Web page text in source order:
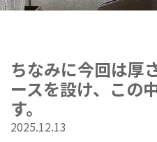
ちなみに今回は厚
ースを設け、この
す。
2025.12.13